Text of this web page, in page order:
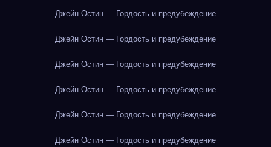
Джейн Остин — Гордость и предубеждение
Джейн Остин — Гордость и предубеждение
Джейн Остин — Гордость и предубеждение
Джейн Остин — Гордость и предубеждение
Джейн Остин — Гордость и предубеждение
Джейн Остин — Гордость и предубеждение